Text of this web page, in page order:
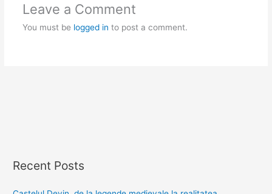
Leave a Comment
You must be logged in to post a comment.
Recent Posts